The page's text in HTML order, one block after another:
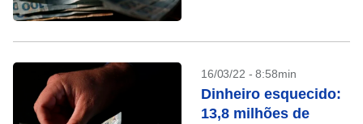
16/03/22 - 8:58min
Dinheiro esquecido:
13,8 milhões de